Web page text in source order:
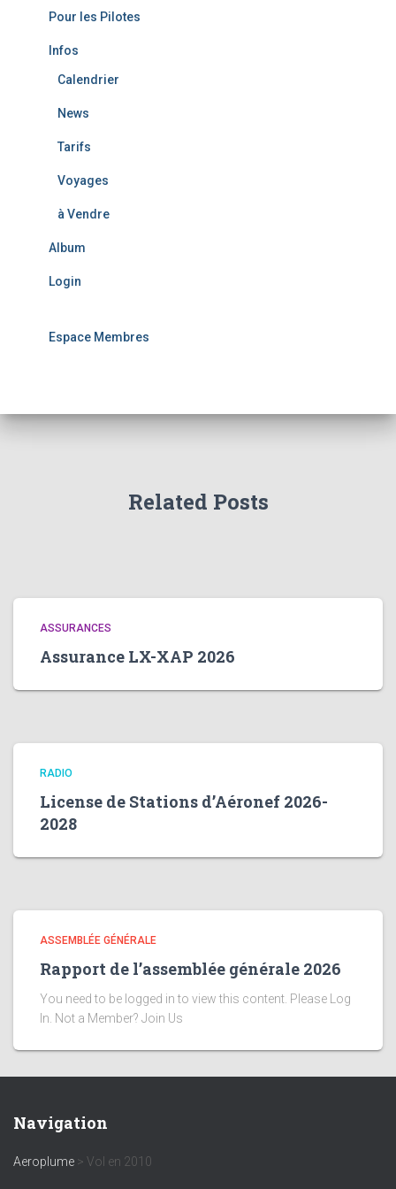
Pour les Pilotes
Infos
Calendrier
News
Tarifs
Voyages
à Vendre
Album
Login
Espace Membres
Related Posts
ASSURANCES
Assurance LX-XAP 2026
RADIO
License de Stations d’Aéronef 2026-
2028
ASSEMBLÉE GÉNÉRALE
Rapport de l’assemblée générale 2026
You need to be logged in to view this content. Please Log
In. Not a Member? Join Us
Navigation
Aeroplume > Vol en 2010